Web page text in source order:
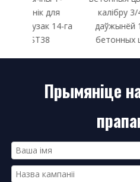
калібру 3/4 цалі
даўжынёй 14 для
бетонных цвікоў
Прымяніце